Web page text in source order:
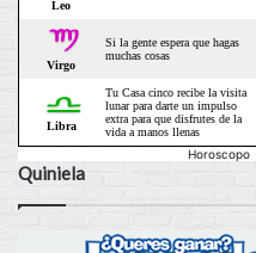
Horoscopo
Quiniela